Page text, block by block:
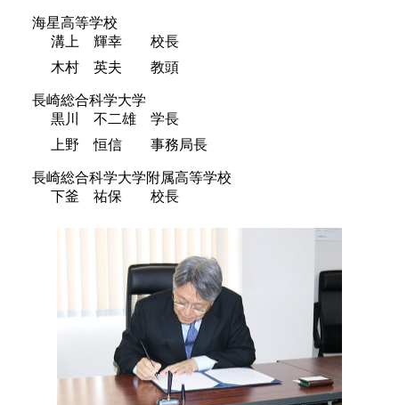
海星高等学校
溝上 輝幸 校長
木村 英夫 教頭
長崎総合科学大学
黒川 不二雄 学長
上野 恒信 事務局長
長崎総合科学大学附属高等学校
下釜 祐保 校長